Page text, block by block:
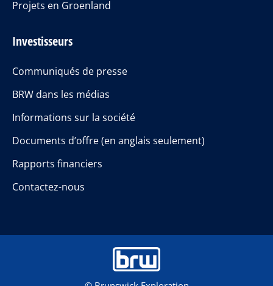
Projets en Groenland
Investisseurs
Communiqués de presse
BRW dans les médias
Informations sur la société
Documents d’offre (en anglais seulement)
Rapports financiers
Contactez-nous